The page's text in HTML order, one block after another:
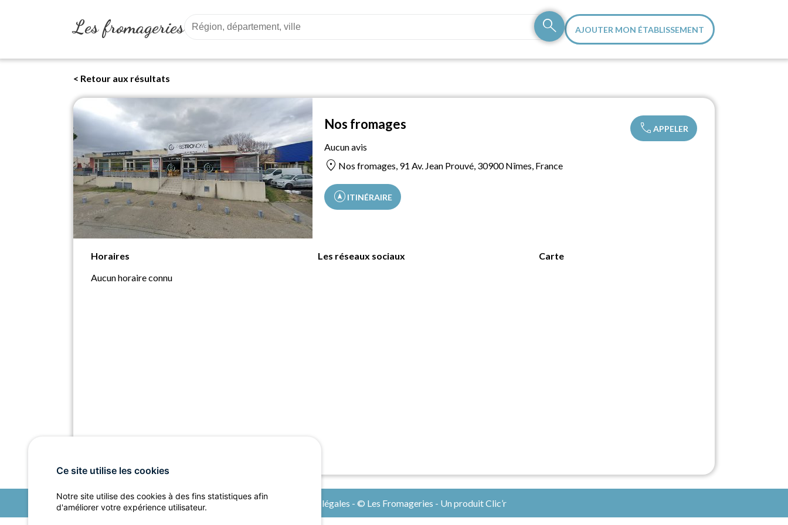
Les fromageries search AJOUTER MON ÉTABLISSEMENT
< Retour aux résultats
Nos fromages call APPELER
Aucun avis
location_on Nos fromages, 91 Av. Jean Prouvé, 30900 Nîmes, France
assistant_navigation ITINÉRAIRE
Horaires
Aucun horaire connu
Les réseaux sociaux Carte
Mentions légales - © Les Fromageries - Un produitClic’r
Ce site utilise les cookies
Notre site utilise des cookies à des fins statistiques afin
d'améliorer votre expérience utilisateur.